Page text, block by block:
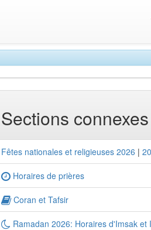
Sections connexes
Fêtes nationales et religieuses 2026 |
Horaires de prières
Coran et Tafsir
Ramadan 2026: Horaires d'Imsak et